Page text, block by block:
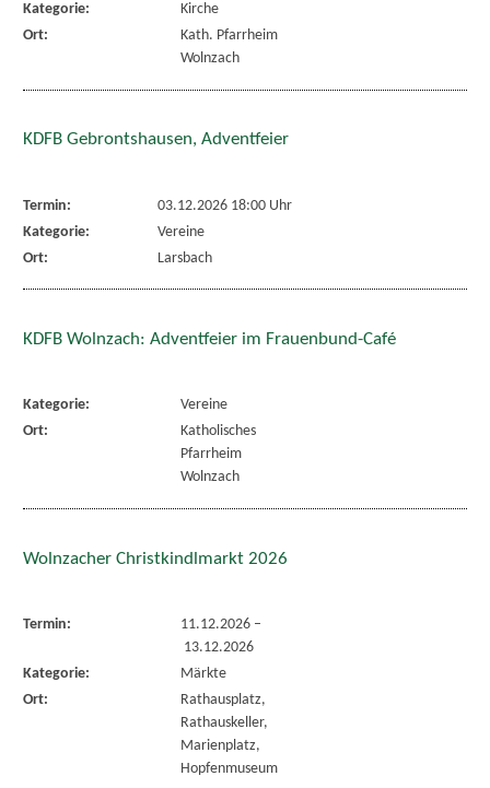
Kategorie:
Kirche
Ort:
Kath. Pfarrheim
Wolnzach
KDFB Gebrontshausen, Adventfeier
Termin:
03.12.2026 18:00 Uhr
Kategorie:
Vereine
Ort:
Larsbach
KDFB Wolnzach: Adventfeier im Frauenbund-Café
Kategorie:
Vereine
Ort:
Katholisches
Pfarrheim
Wolnzach
Wolnzacher Christkindlmarkt 2026
Termin: 11.12.2026–
13.12.2026
Kategorie:
Märkte
Ort:
Rathausplatz,
Rathauskeller,
Marienplatz,
Hopfenmuseum